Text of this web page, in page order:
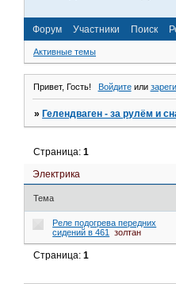
Форум Участники Поиск
Активные темы
Привет, Гость! Войдитеили
»Гелендваген - за рулём и
Электрика
Страница:1
Тема
Реле подогрева передних
сидений в 461
золтан
Страница:1